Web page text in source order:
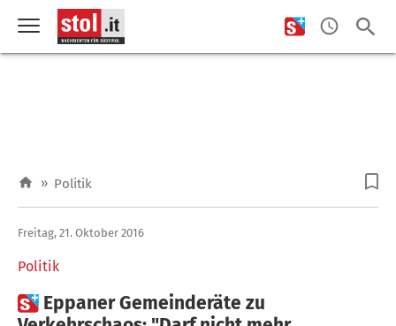
» Politik
Politik
Freitag, 21. Oktober 2016
 Eppaner Gemeinderäte zu